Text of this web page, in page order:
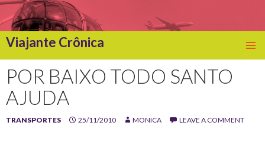
Viajante Crônica
TO
CONTENT
POR BAIXO TODO SANTO
AJUDA
TRANSPORTES 25/11/2010 MONICA LEAVE A COMMENT